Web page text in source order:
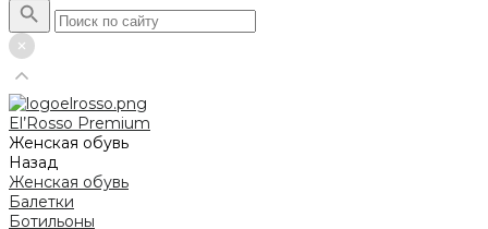
El’Rosso Premium
Женская обувь
Назад
Женская обувь
Балетки
Ботильоны